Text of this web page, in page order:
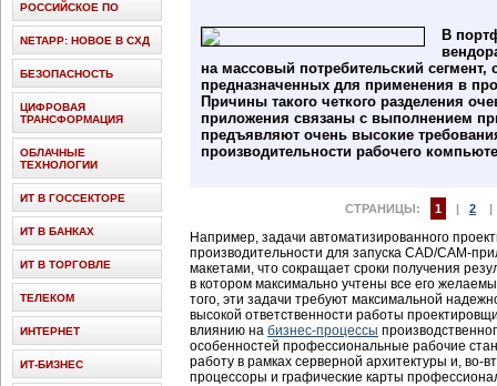
В
на массовый потребительский сегмент,
предназначенных для применения в
Причины такого четкого разделения
приложения связаны с выполнением
предъявляют очень высокие
производительности рабочего
СТРАНИЦЫ: 1 | 2
Например, задачи автоматизированного
производительности для запуска CAD/CAM-
макетами, что сокращает сроки получения
в котором максимально учтены все его
того, эти задачи требуют максимальной
высокой ответственности работы
влиянию на бизнес-процессы
особенностей профессиональные рабочие
работу в рамках серверной архитектуры и, во-
процессоры и графические карты
РОССИЙСКОЕ ПО
NETAPP: НОВОЕ В СХД
БЕЗОПАСНОСТЬ
ЦИФРОВАЯ
ТРАНСФОРМАЦИЯ
ОБЛАЧНЫЕ
ТЕХНОЛОГИИ
ИТ В ГОССЕКТОРЕ
ИТ В БАНКАХ
ИТ В ТОРГОВЛЕ
ТЕЛЕКОМ
ИНТЕРНЕТ
ИТ-БИЗНЕС